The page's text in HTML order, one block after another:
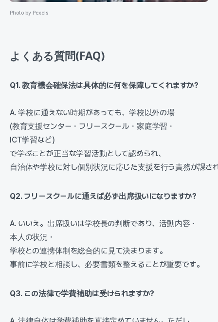
Photo by Pexels
よくある質問(FAQ)
Q1. 教育機会確保法は具体的に何を保障してくれますか?
A. 学校に通えない時期があっても、学校以外の場
(教育支援センター・フリースクール・家庭学習・
ICT学習など)
で学ぶことが正当な学習活動として認められ、
自治体や学校に対し個別状況に応じた支援を行う責務が課さ
Q2. フリースクールに通えば必ず出席扱いになりますか?
A. いいえ。出席扱いは学校長の判断であり、活動内容・
本人の状況・
学校との連携体制を総合的に見て決まります。
事前に学校と相談し、必要書類を整えることが重要です。
Q3. この法律で学費補助は受けられますか?